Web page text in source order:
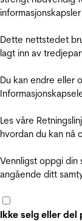
Dette nettstedet
lagt inn av
Du kan endre eller
Les våre
hvordan du kan nå
Vennligst oppgi
angående ditt
Ikke selg eller del